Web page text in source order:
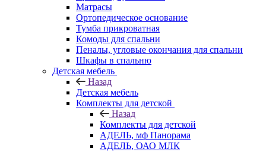
Матрасы
Ортопедическое основание
Тумба прикроватная
Комоды для спальни
Пеналы, угловые окончания для спальни
Шкафы в спальню
Детская мебель
Назад
Детская мебель
Комплекты для детской
Назад
Комплекты для детской
АДЕЛЬ, мф Панорама
АДЕЛЬ, ОАО МЛК